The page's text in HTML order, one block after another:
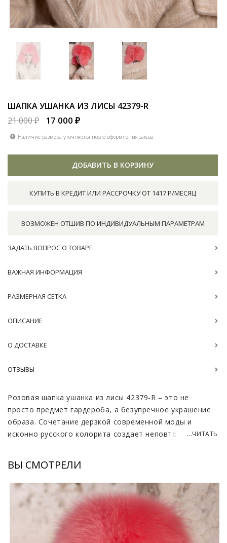
ШАПКА УШАНКА ИЗ ЛИСЫ 42379-R
21 000 ₽
17 000 ₽
Наличие размера уточняется после оформления заказа
ДОБАВИТЬ В КОРЗИНУ
КУПИТЬ В КРЕДИТ ИЛИ РАССРОЧКУ ОТ 1417 Р/МЕСЯЦ
ВОЗМОЖЕН ОТШИВ ПО ИНДИВИДУАЛЬНЫМ ПАРАМЕТРАМ
ЗАДАТЬ ВОПРОС О ТОВАРЕ
ВАЖНАЯ ИНФОРМАЦИЯ
РАЗМЕРНАЯ СЕТКА
ОПИСАНИЕ
О ДОСТАВКЕ
ОТЗЫВЫ
Розовая шапка ушанка из лисы 42379-R – это не
просто предмет гардероба, а безупречное украшение
образа. Сочетание дерзкой современной моды и
исконно русского колорита создает неповторимый
взгляд и дарит ощущение роскоши.
Изготовленная в России, эта вещь воплощает в себе
традиции высокого качества и мастерства.
Натуральный мех, гарантирует тепло и комфорт даже
в холод и морозы. Шапка-ушанка имеет застёжки по
бокам для обеспечения максимально плотного
...ЧИТАТЬ
ВЫ СМОТРЕЛИ